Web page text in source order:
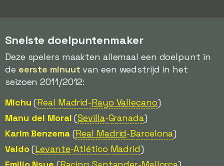
Snelste doelpuntenmaker
Deze spelers maakten allemaal een doelpunt in
de eerste minuut van een wedstrijd in het
seizoen 2011/2012:
Michu (Real Madrid-Rayo Vallecano)
Manu del Moral (Sevilla-Granada)
Karim Benzema(Real Madrid-Barcelona)
Valdo(Levante-Atlético Madrid)